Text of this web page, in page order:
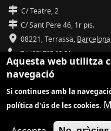
C/ Teatre, 2
C/ Sant Pere 46, 1r pis.
08221,Terrassa, Barcelona
Tel (93) 785 92 31
info@amicsdelesarts-
www.amicsdelesarts-
Adaptació
Aquesta web utilitza
navegació
Si continues amb la
política d'ús de les cookies.